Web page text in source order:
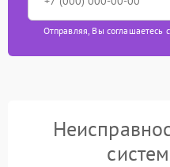
Отправляя, Вы соглашаетесь с